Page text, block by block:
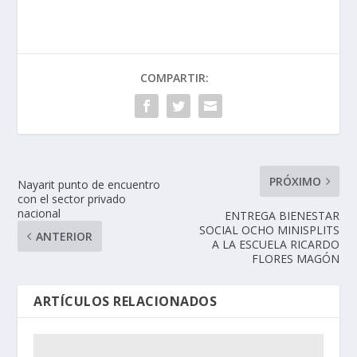
COMPARTIR:
Nayarit punto de encuentro
con el sector privado
nacional
ANTERIOR
PRÓXIMO
ENTREGA BIENESTAR
SOCIAL OCHO MINISPLITS
A LA ESCUELA RICARDO
FLORES MAGÓN
ARTÍCULOS RELACIONADOS